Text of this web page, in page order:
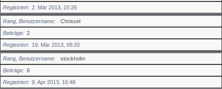
Registriert
2. Mär 2013, 15:26
Rang, Benutzername
Chrissel
Beiträge
2
Registriert
19. Mär 2013, 08:20
Rang, Benutzername
stockholm
Beiträge
6
Registriert
9. Apr 2013, 16:48